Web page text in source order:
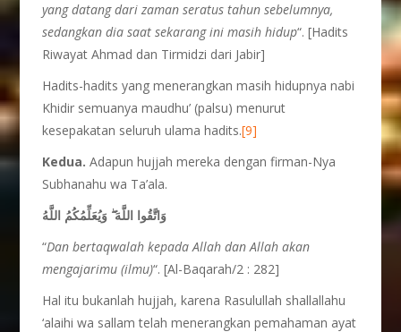
yang datang dari zaman seratus tahun sebelumnya,
sedangkan dia saat sekarang ini masih hidup“. [Hadits
Riwayat Ahmad dan Tirmidzi dari Jabir]
Hadits-hadits yang menerangkan masih hidupnya nabi
Khidir semuanya maudhu’ (palsu) menurut
kesepakatan seluruh ulama hadits.[9]
Kedua.Adapun hujjah mereka dengan firman-Nya
Subhanahu wa Ta’ala.
وَاتَّقُوا اللَّهَ ۖ وَيُعَلِّمُكُمُ اللَّهُ
“Dan bertaqwalah kepada Allah dan Allah akan
mengajarimu (ilmu)“. [Al-Baqarah/2 : 282]
Hal itu bukanlah hujjah, karena Rasulullah shallallahu
‘alaihi wa sallam telah menerangkan pemahaman ayat